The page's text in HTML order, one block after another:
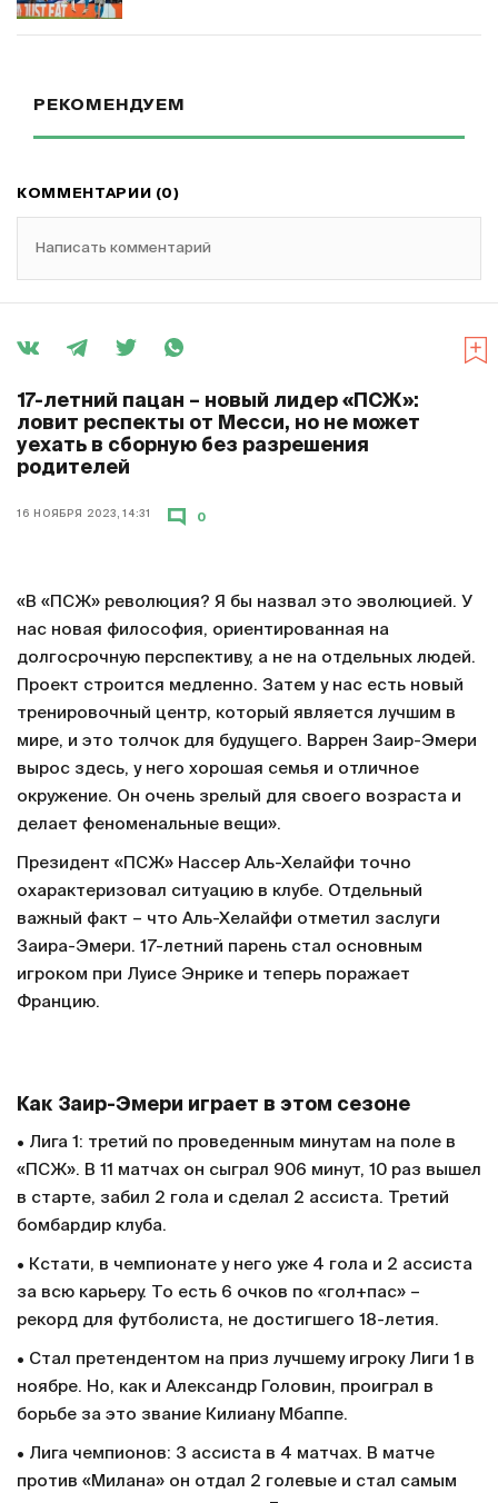
РЕКОМЕНДУЕМ
КОММЕНТАРИИ (0)
Написать комментарий
17-летний пацан – новый лидер «ПСЖ»:
ловит респекты от Месси, но не может
уехать в сборную без разрешения
родителей
16 НОЯБРЯ 2023, 14:31 0
«В «ПСЖ» революция? Я бы назвал это эволюцией. У
нас новая философия, ориентированная на
долгосрочную перспективу, а не на отдельных людей.
Проект строится медленно. Затем у нас есть новый
тренировочный центр, который является лучшим в
мире, и это толчок для будущего. Варрен Заир-Эмери
вырос здесь, у него хорошая семья и отличное
окружение. Он очень зрелый для своего возраста и
делает феноменальные вещи».
Президент «ПСЖ» Нассер Аль-Хелайфи точно
охарактеризовал ситуацию в клубе. Отдельный
важный факт – что Аль-Хелайфи отметил заслуги
Заира-Эмери. 17-летний парень стал основным
игроком при Луисе Энрике и теперь поражает
Францию.
Как Заир-Эмери играет в этом сезоне
• Лига 1: третий по проведенным минутам на поле в
«ПСЖ». В 11 матчах он сыграл 906 минут, 10 раз вышел
в старте, забил 2 гола и сделал 2 ассиста. Третий
бомбардир клуба.
• Кстати, в чемпионате у него уже 4 гола и 2 ассиста
за всю карьеру. То есть 6 очков по «гол+пас» –
рекорд для футболиста, не достигшего 18-летия.
• Стал претендентом на приз лучшему игроку Лиги 1 в
ноябре. Но, как и Александр Головин, проиграл в
борьбе за это звание Килиану Мбаппе.
• Лига чемпионов: 3 ассиста в 4 матчах. В матче
против «Милана» он отдал 2 голевые и стал самым